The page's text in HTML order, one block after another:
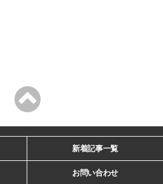
新着記事一覧
お問い合わせ